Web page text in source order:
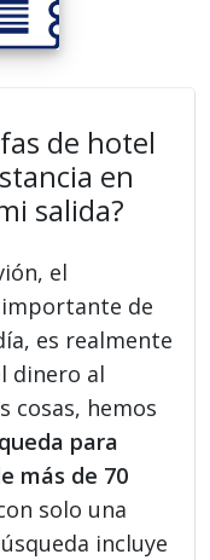
de hotel
en
salida?
el
de
es realmente
dinero al
cosas, hemos
para
más de 70
solo una
incluye